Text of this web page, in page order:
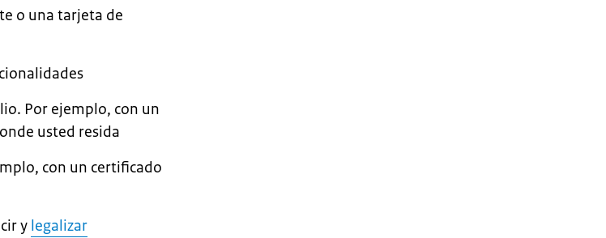
o una tarjeta de
Por ejemplo, con un
usted resida
con un certificado
y legalizar